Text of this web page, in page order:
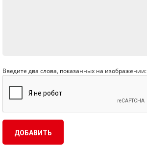
Введите два слова, показанных на изображении: